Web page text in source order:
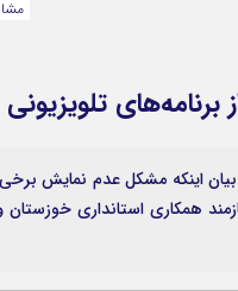
اینکه مشکل عدم نمایش
همکاری استانداری خوزستان